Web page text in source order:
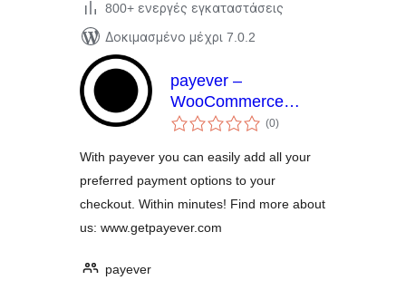
800+ ενεργές εγκαταστάσεις
Δοκιμασμένο μέχρι 7.0.2
payever –
WooCommerce
Gateway
(0αξιολογήσεις
σύνολο
)
With payever you can easily add all your
preferred payment options to your
checkout. Within minutes! Find more about
us: www.getpayever.com
payever